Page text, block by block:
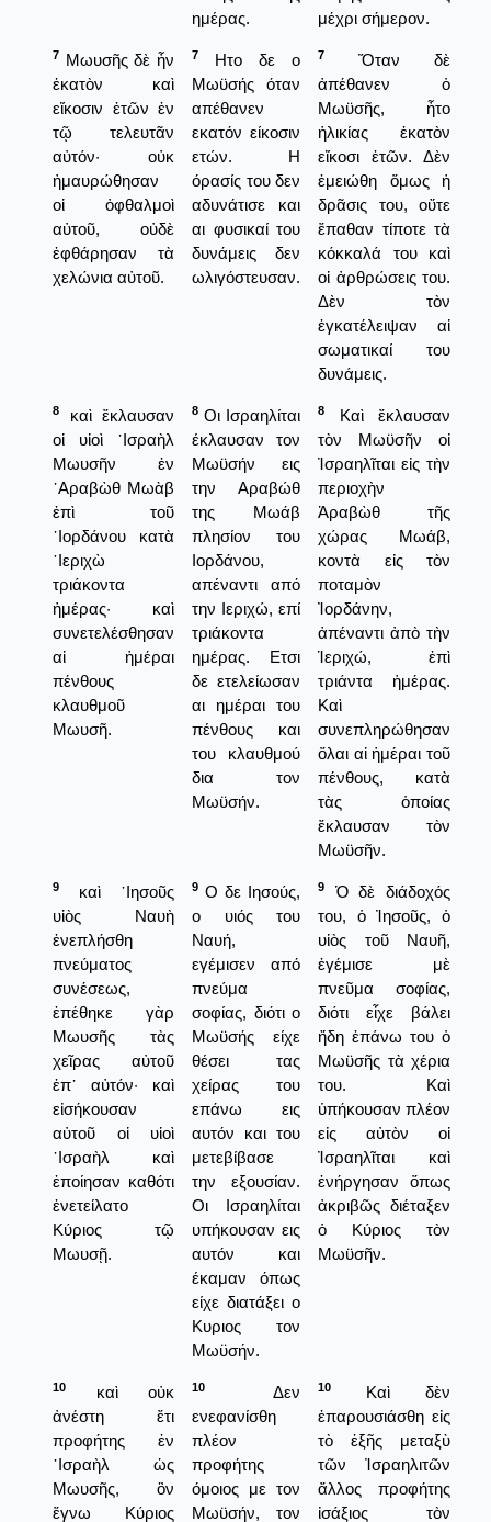
ημέρας.
μέχρι σήμερον.
7 Μωυσῆς δὲ ἦν
ἑκατὸν καὶ
εἴκοσιν ἐτῶν ἐν
τῷ τελευτᾶν
αὐτόν· οὐκ
ἠμαυρώθησαν
οἱ ὀφθαλμοὶ
αὐτοῦ, οὐδὲ
ἐφθάρησαν τὰ
χελώνια αὐτοῦ.
7
Ητο δε ο
Μωϋσής όταν
απέθανεν
εκατόν είκοσιν
ετών. Η
όρασίς του δεν
αδυνάτισε και
αι φυσικαί του
δυνάμεις δεν
ωλιγόστευσαν.
7
Ὅταν δὲ
ἀπέθανεν ὁ
Μωϋσῆς, ἦτο
ἡλικίας ἑκατὸν
εἴκοσι ἐτῶν. Δὲν
ἐμειώθη ὅμως ἡ
δρᾶσις του, οὔτε
ἔπαθαν τίποτε τὰ
κόκκαλά του καὶ
οἱ ἀρθρώσεις του.
Δὲν τὸν
ἐγκατέλειψαν αἱ
σωματικαί του
δυνάμεις.
8
καὶ ἔκλαυσαν
οἱ υἱοὶ ᾿Ισραὴλ
Μωυσῆν ἐν
᾿Αραβὼθ Μωὰβ
ἐπὶ τοῦ
᾿Ιορδάνου κατὰ
῾Ιεριχὼ
τριάκοντα
ἡμέρας· καὶ
συνετελέσθησαν
αἱ ἡμέραι
πένθους
κλαυθμοῦ
Μωυσῆ.
8 Οι Ισραηλίται
έκλαυσαν τον
Μωϋσήν εις
την Αραβώθ
της Μωάβ
πλησίον του
Ιορδάνου,
απέναντι από
την Ιεριχώ, επί
τριάκοντα
ημέρας. Ετσι
δε ετελείωσαν
αι ημέραι του
πένθους και
του κλαυθμού
δια τον
Μωϋσήν.
8
Καὶ ἔκλαυσαν
τὸν Μωϋσῆν οἰ
Ἰσραηλῖται εἰς τὴν
περιοχὴν
Ἀραβὼθ τῆς
χώρας Μωάβ,
κοντὰ εἰς τὸν
ποταμὸν
Ἰορδάνην,
ἀπέναντι ἀπὸ τὴν
Ἱεριχώ, ἐπὶ
τριάντα ἡμέρας.
Καὶ
συνεπληρώθησαν
ὅλαι αἱ ἡμέραι τοῦ
πένθους, κατὰ
τὰς ὁποίας
ἔκλαυσαν τὸν
Μωϋσῆν.
9
καὶ ᾿Ιησοῦς
υἱὸς Ναυὴ
ἐνεπλήσθη
πνεύματος
συνέσεως,
ἐπέθηκε γὰρ
Μωυσῆς τὰς
χεῖρας αὐτοῦ
ἐπ᾿ αὐτόν· καὶ
εἰσήκουσαν
αὐτοῦ οἱ υἱοὶ
᾿Ισραὴλ καὶ
ἐποίησαν καθότι
ἐνετείλατο
Κύριος τῷ
Μωυσῇ.
9 Ο δε Ιησούς,
ο υιός του
Ναυή,
εγέμισεν από
πνεύμα
σοφίας, διότι ο
Μωϋσής είχε
θέσει τας
χείρας του
επάνω εις
αυτόν και του
μετεβίβασε
την εξουσίαν.
Οι Ισραηλίται
υπήκουσαν εις
αυτόν και
έκαμαν όπως
είχε διατάξει ο
Κυριος τον
Μωϋσήν.
9
Ὁ δὲ διάδοχός
του, ὁ Ἰησοῦς, ὁ
υἱὸς τοῦ Ναυῆ,
ἐγέμισε μὲ
πνεῦμα σοφίας,
διότι εἶχε βάλει
ἤδη ἐπάνω του ὁ
Μωϋσῆς τὰ χέρια
του. Καὶ
ὑπήκουσαν πλέον
εἰς αὐτὸν οἱ
Ἰσραηλῖται καὶ
ἐνήργησαν ὅπως
ἀκριβῶς διέταξεν
ὁ Κύριος τὸν
Μωϋσῆν.
10
καὶ οὐκ
ἀνέστη ἔτι
προφήτης ἐν
᾿Ισραὴλ ὡς
Μωυσῆς, ὃν
ἔγνω Κύριος
10
Δεν
ενεφανίσθη
πλέον
προφήτης
όμοιος με τον
Μωϋσήν, τον
10
Καὶ δὲν
ἐπαρουσιάσθη εἰς
τὸ ἑξῆς μεταξὺ
τῶν Ἰσραηλιτῶν
ἄλλος προφήτης
ἰσάξιος τὸν